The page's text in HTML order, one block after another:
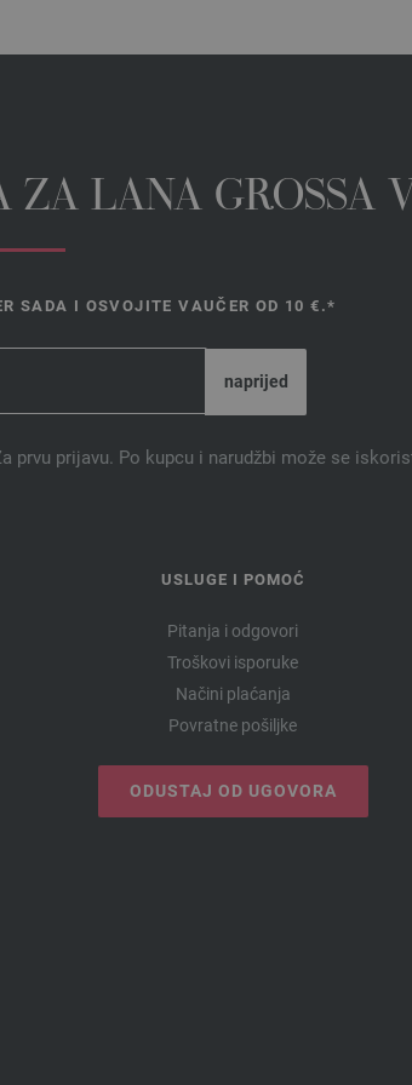
ZA LANA GROSSA
SADA I OSVOJITE VAUČER OD 10 €.*
prvu prijavu. Po kupcu i narudžbi može se
USLUGE I POMOĆ
Pitanja i odgovori
Troškovi isporuke
Načini plaćanja
Povratne pošiljke
ODUSTAJ OD UGOVORA